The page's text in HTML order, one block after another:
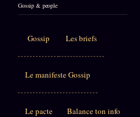
Gossip & people
Gossip Les briefs
Le manifeste Gossip
Le pacte Balance ton info